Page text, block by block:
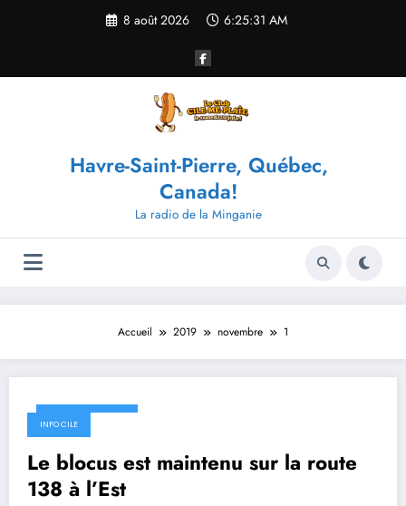
8 août 2026 6:25:31 AM
Havre-Saint-Pierre, Québec,
Canada!
La radio de la Minganie
Accueil 2019 novembre 1
1 novembre 2019
INFO CILE
Le blocus est maintenu sur la route
138 à l’Est